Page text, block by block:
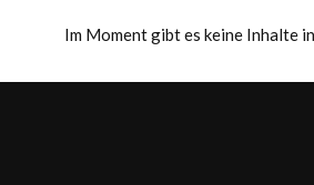
Im Moment gibt es keine Inhalte